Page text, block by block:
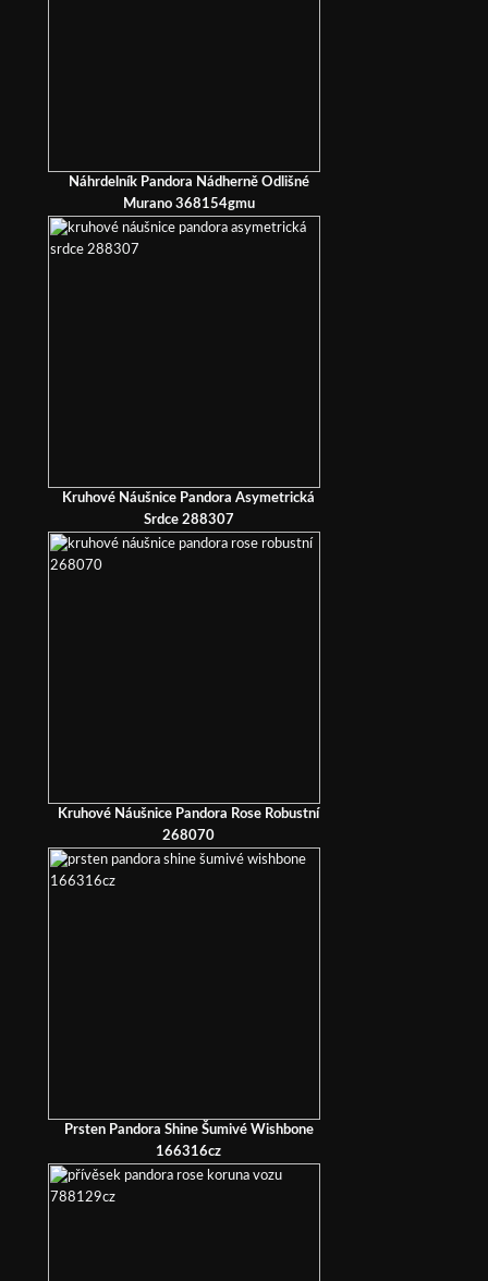
Náhrdelník Pandora Nádherně Odlišné
Murano 368154gmu
Kruhové Náušnice Pandora Asymetrická
Srdce 288307
Kruhové Náušnice Pandora Rose Robustní
268070
Prsten Pandora Shine Šumivé Wishbone
166316cz